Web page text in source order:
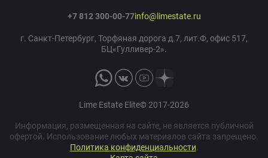
Lime Estate Elite© 2017-2026
Информация, размещенная на сайте, не является публичной
офертой. Использование любых материалов сайта запрещено.
Политика конфиденциальности
+7 812 300-00-77info@limestate.ru
г. Санкт-Петербург, Торфяная дорога д.7, лит.Ф, офис 517,
БЦ«Гулливер-2».